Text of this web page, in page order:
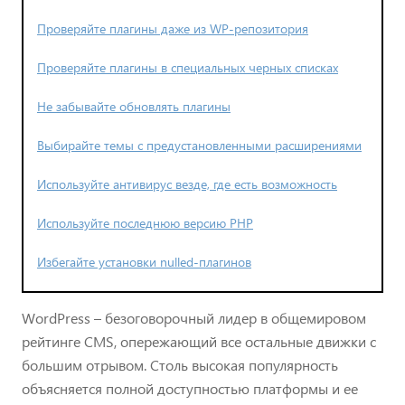
Проверяйте плагины даже из WP-репозитория
Проверяйте плагины в специальных черных списках
Не забывайте обновлять плагины
Выбирайте темы с предустановленными расширениями
Используйте антивирус везде, где есть возможность
Используйте последнюю версию PHP
Избегайте установки nulled-плагинов
WordPress – безоговорочный лидер в общемировом
рейтинге CMS, опережающий все остальные движки с
большим отрывом. Столь высокая популярность
объясняется полной доступностью платформы и ее